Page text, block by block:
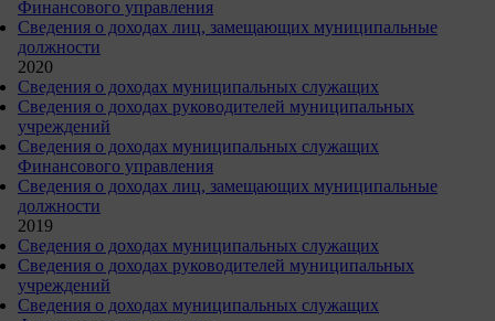
Финансового управления
Сведения о доходах лиц, замещающих муниципальные
должности
2020
Сведения о доходах муниципальных служащих
Сведения о доходах руководителей муниципальных
учреждений
Сведения о доходах муниципальных служащих
Финансового управления
Сведения о доходах лиц, замещающих муниципальные
должности
2019
Сведения о доходах муниципальных служащих
Сведения о доходах руководителей муниципальных
учреждений
Сведения о доходах муниципальных служащих